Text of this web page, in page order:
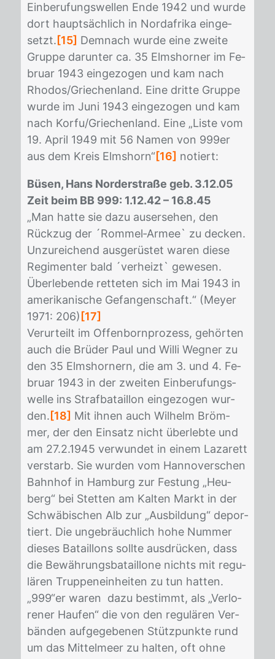
Ein­be­ru­fungs­wel­len Ende 1942 und wur­de
dort haupt­säch­lich in Nord­afri­ka ein­ge­
setzt. [15] Dem­nach wur­de eine zwei­te
Grup­pe dar­un­ter ca. 35 Elms­hor­ner im Fe­
bru­ar 1943 ein­ge­zo­gen und kam nach
Rho­dos/​Grie­chen­land. Eine drit­te Grup­pe
wur­de im Juni 1943 ein­ge­zo­gen und kam
nach Kor­fu/​Grie­chen­land. Eine „Lis­te vom
19. April 1949 mit 56 Na­men von 999er
aus dem Kreis Elms­horn“[16] no­tiert:
Büsen, Hans Norderstraße geb. 3.12.05
Zeit beim BB 999: 1.12.42 – 16.8.45
„Man hat­te sie dazu aus­er­se­hen, den
Rück­zug der ´Rom­mel‐Ar­mee` zu de­cken.
Un­zu­rei­chend aus­ge­rüs­tet wa­ren die­se
Re­gi­men­ter bald ´ver­heizt` ge­we­sen.
Über­le­ben­de ret­te­ten sich im Mai 1943 in
ame­ri­ka­ni­sche Ge­fan­gen­schaft.“ (Mey­er
1971: 206) [17]
Ver­ur­teilt im Of­fen­born­pro­zess, ge­hör­ten
auch die Brü­der Paul und Wil­li Weg­ner zu
den 35 Elms­hor­nern, die am 3. und 4. Fe­
bru­ar 1943 in der zwei­ten Ein­be­ru­fungs­
wel­le ins Straf­ba­tail­lon ein­ge­zo­gen wur­
den. [18] Mit ih­nen auch Wil­helm Bröm­
mer, der den Ein­satz nicht über­leb­te und
am 27.2.1945 ver­wun­det in ei­nem La­za­rett
ver­starb. Sie wur­den vom Han­no­ver­schen
Bahn­hof in Ham­burg zur Fes­tung „Heu­
berg“ bei Stet­ten am Kal­ten Markt in der
Schwä­bi­schen Alb zur „Aus­bil­dung“ de­por­
tiert. Die un­ge­bräuch­lich hohe Num­mer
die­ses Ba­tail­lons soll­te aus­drü­cken, dass
die Be­wäh­rungs­ba­tail­lo­ne nichts mit re­gu­
lä­ren Trup­pen­ein­hei­ten zu tun hat­ten.
„999“er wa­ren dazu be­stimmt, als „Ver­lo­
re­ner Hau­fen“ die von den re­gu­lä­ren Ver­
bän­den auf­ge­ge­be­nen Stütz­punk­te rund
um das Mit­tel­meer zu hal­ten, oft ohne